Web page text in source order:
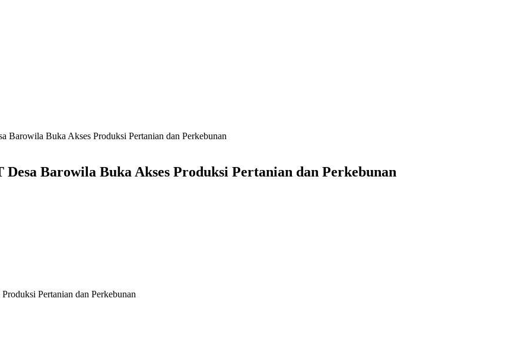
Barowila Buka Akses Produksi Pertanian dan Perkebunan
Barowila Buka Akses Produksi Pertanian dan Perkebunan
Pertanian dan Perkebunan